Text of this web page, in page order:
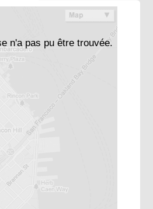
n'a pas pu être trouvée.